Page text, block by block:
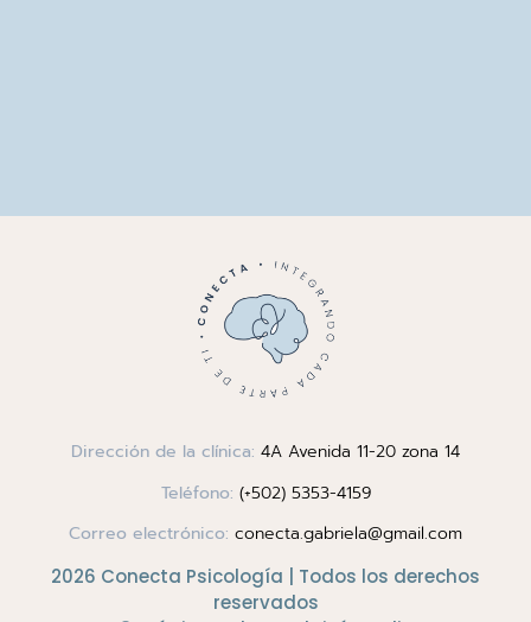
Dirección de la clínica: 4A Avenida 11-20 zona 14
Teléfono: (+502) 5353-4159
Correo electrónico: conecta.gabriela@gmail.com
2026 Conecta Psicología | Todos los derechos
reservados